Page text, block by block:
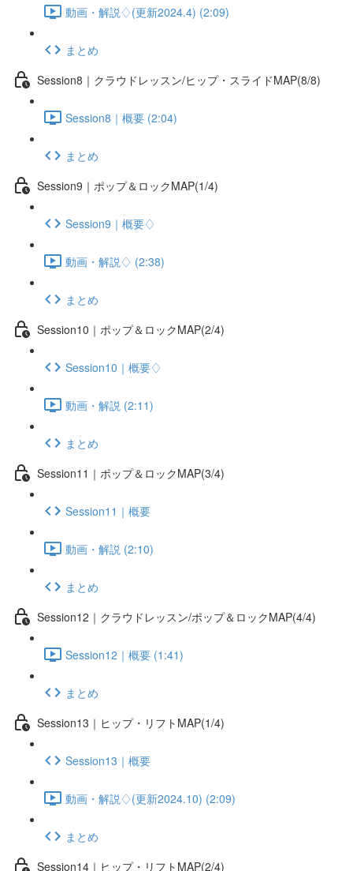
動画・解説♢(更新2024.4) (2:09)
まとめ
Session8｜クラウドレッスン/ヒップ・スライドMAP(8/8)
Session8｜概要 (2:04)
まとめ
Session9｜ポップ＆ロックMAP(1/4)
Session9｜概要♢
動画・解説♢ (2:38)
まとめ
Session10｜ポップ＆ロックMAP(2/4)
Session10｜概要♢
動画・解説 (2:11)
まとめ
Session11｜ポップ＆ロックMAP(3/4)
Session11｜概要
動画・解説 (2:10)
まとめ
Session12｜クラウドレッスン/ポップ＆ロックMAP(4/4)
Session12｜概要 (1:41)
まとめ
Session13｜ヒップ・リフトMAP(1/4)
Session13｜概要
動画・解説♢(更新2024.10) (2:09)
まとめ
Session14｜ヒップ・リフトMAP(2/4)